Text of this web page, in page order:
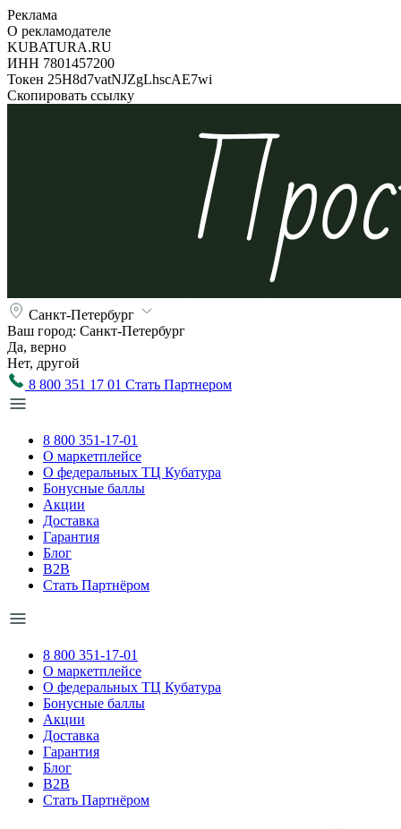
Реклама
О рекламодателе
KUBATURA.RU
ИНН 7801457200
Токен 25H8d7vatNJZgLhscAE7wi
Скопировать ссылку
Санкт-Петербург
Ваш город: Санкт-Петербург
Да, верно
Нет, другой
8 800 351 17 01 Стать Партнером
8 800 351-17-01
О маркетплейсе
О федеральных ТЦ Кубатура
Бонусные баллы
Акции
Доставка
Гарантия
Блог
B2B
Стать Партнёром
8 800 351-17-01
О маркетплейсе
О федеральных ТЦ Кубатура
Бонусные баллы
Акции
Доставка
Гарантия
Блог
B2B
Стать Партнёром